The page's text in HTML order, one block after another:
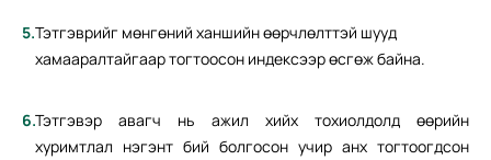
Тэтгэврийг мөнгөний ханшийн өөрчлөлттэй шууд
хамааралтайгаар тогтоосон индексээр өсгөж байна.
Тэтгэвэр авагч нь ажил хийх тохиолдолд өөрийн
хуримтлал нэгэнт бий болгосон учир анх тогтоогдсон